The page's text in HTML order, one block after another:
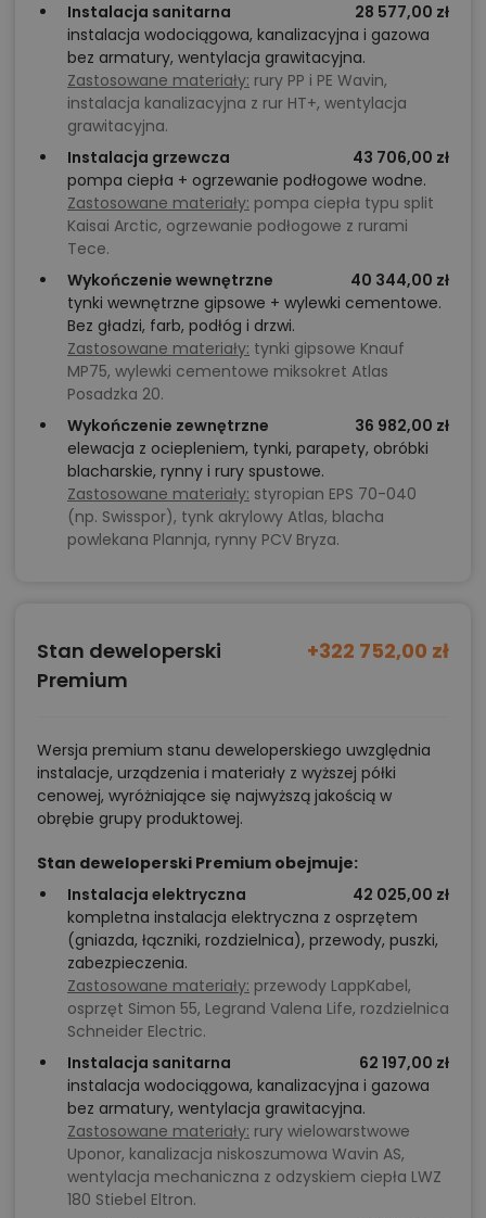
Instalacja sanitarna
28 577,00 zł
instalacja wodociągowa, kanalizacyjna i gazowa
bez armatury, wentylacja grawitacyjna.
Zastosowane materiały: rury PP i PE Wavin,
instalacja kanalizacyjna z rur HT+, wentylacja
grawitacyjna.
Instalacja grzewcza
43 706,00 zł
pompa ciepła + ogrzewanie podłogowe wodne.
Zastosowane materiały: pompa ciepła typu split
Kaisai Arctic, ogrzewanie podłogowe z rurami
Tece.
Wykończenie wewnętrzne
40 344,00 zł
tynki wewnętrzne gipsowe + wylewki cementowe.
Bez gładzi, farb, podłóg i drzwi.
Zastosowane materiały: tynki gipsowe Knauf
MP75, wylewki cementowe miksokret Atlas
Posadzka 20.
Wykończenie zewnętrzne
36 982,00 zł
elewacja z ociepleniem, tynki, parapety, obróbki
blacharskie, rynny i rury spustowe.
Zastosowane materiały: styropian EPS 70-040
(np. Swisspor), tynk akrylowy Atlas, blacha
powlekana Plannja, rynny PCV Bryza.
Stan deweloperski
Premium
+322 752,00 zł
Wersja premium stanu deweloperskiego uwzględnia
instalacje, urządzenia i materiały z wyższej półki
cenowej, wyróżniające się najwyższą jakością w
obrębie grupy produktowej.
Stan deweloperski Premium obejmuje:
Instalacja elektryczna
42 025,00 zł
kompletna instalacja elektryczna z osprzętem
(gniazda, łączniki, rozdzielnica), przewody, puszki,
zabezpieczenia.
Zastosowane materiały: przewody LappKabel,
osprzęt Simon 55, Legrand Valena Life, rozdzielnica
Schneider Electric.
Instalacja sanitarna
62 197,00 zł
instalacja wodociągowa, kanalizacyjna i gazowa
bez armatury, wentylacja grawitacyjna.
Zastosowane materiały: rury wielowarstwowe
Uponor, kanalizacja niskoszumowa Wavin AS,
wentylacja mechaniczna z odzyskiem ciepła LWZ
180 Stiebel Eltron.